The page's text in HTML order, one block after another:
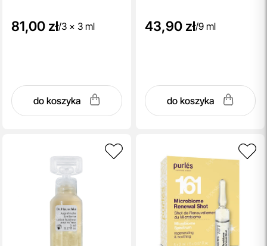
81,00 zł/3 x 3 ml
do koszyka
43,90 zł/9 ml
do koszyka